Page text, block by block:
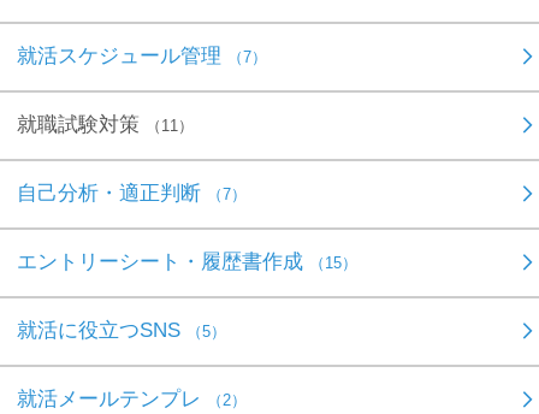
就活スケジュール管理 （7）
就職試験対策 （11）
自己分析・適正判断 （7）
エントリーシート・履歴書作成 （15）
就活に役立つSNS （5）
就活メールテンプレ （2）